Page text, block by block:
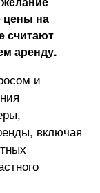
цены на
считают
аренду.
и
включая